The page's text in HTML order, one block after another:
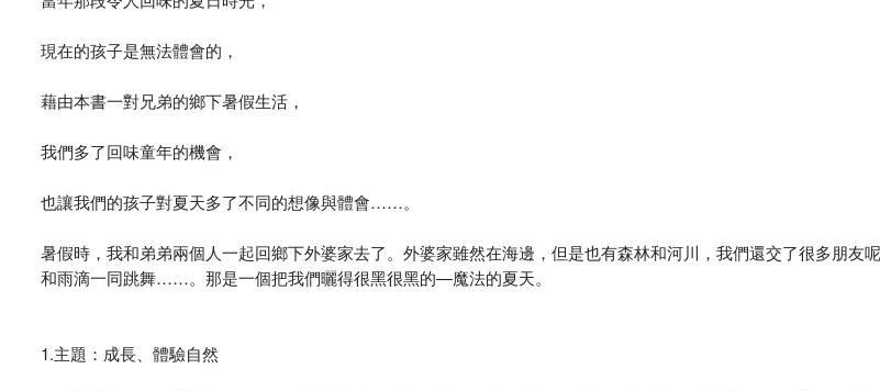
現在的孩子是無法體會的，
藉由本書一對兄弟的鄉下暑假生活，
我們多了回味童年的機會，
也讓我們的孩子對夏天多了不同的想像與體會……。
暑假時，我和弟弟兩個人一起回鄉下外婆家去了。外婆家雖然在海邊，但是也有森林和河川，我們還交了很多朋
和雨滴一同跳舞……。那是一個把我們曬得很黑很黑的—魔法的夏天。
1.主題：成長、體驗自然